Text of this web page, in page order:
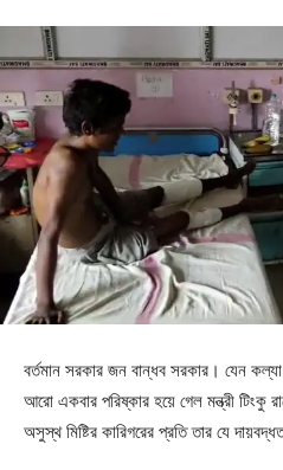
বর্তমান সরকার জন বান্ধব সরকার। যেন
আরো একবার পরিষ্কার হয়ে গেল মন্ত্রী টিংকু
অসুস্থ মিষ্টির কারিগরের প্রতি তার যে